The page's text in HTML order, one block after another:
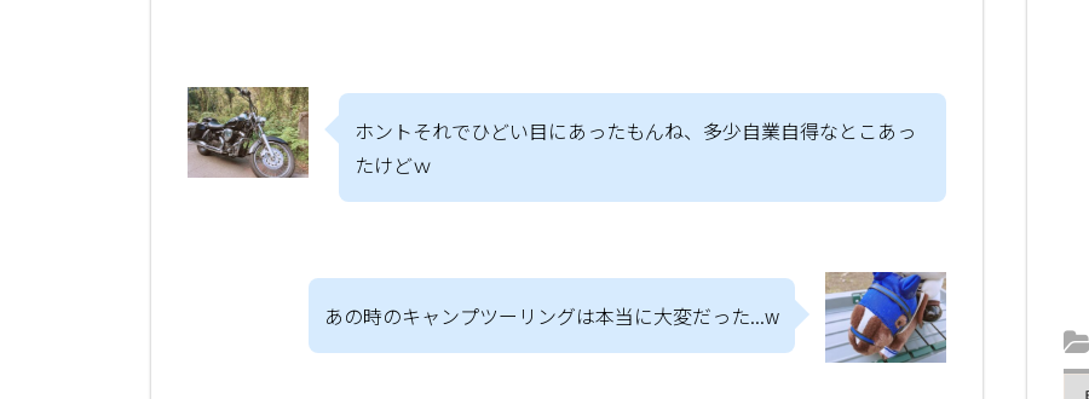
ホントそれでひどい目にあったもんね、多少自業自得なとこあっ
たけどｗ
あの時のキャンプツーリングは本当に大変だった...w